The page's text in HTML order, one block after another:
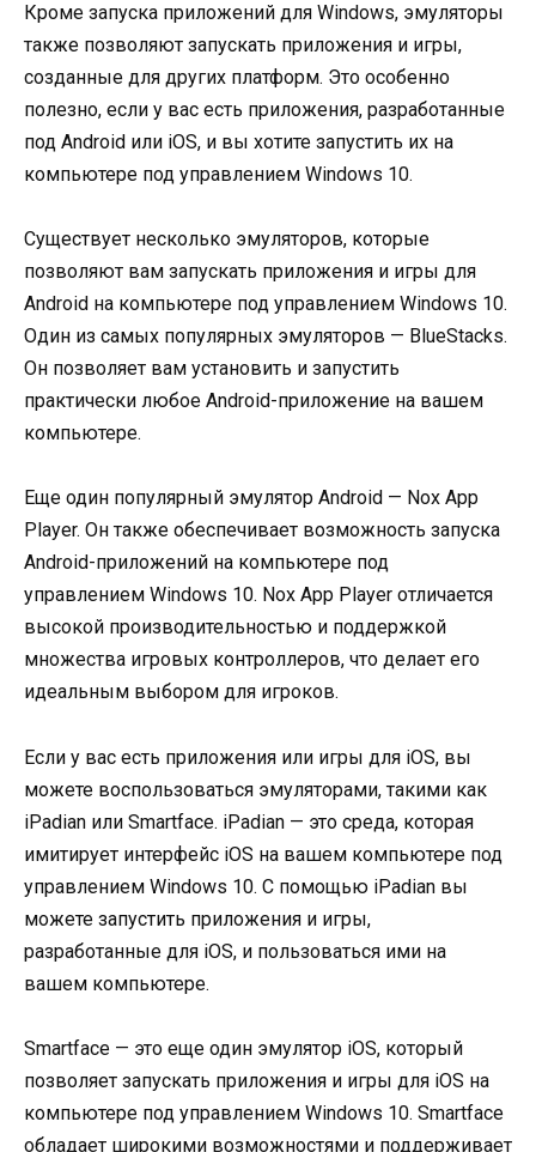
Кроме запуска приложений для Windows, эмуляторы
также позволяют запускать приложения и игры,
созданные для других платформ. Это особенно
полезно, если у вас есть приложения, разработанные
под Android или iOS, и вы хотите запустить их на
компьютере под управлением Windows 10.
Существует несколько эмуляторов, которые
позволяют вам запускать приложения и игры для
Android на компьютере под управлением Windows 10.
Один из самых популярных эмуляторов — BlueStacks.
Он позволяет вам установить и запустить
практически любое Android-приложение на вашем
компьютере.
Еще один популярный эмулятор Android — Nox App
Player. Он также обеспечивает возможность запуска
Android-приложений на компьютере под
управлением Windows 10. Nox App Player отличается
высокой производительностью и поддержкой
множества игровых контроллеров, что делает его
идеальным выбором для игроков.
Если у вас есть приложения или игры для iOS, вы
можете воспользоваться эмуляторами, такими как
iPadian или Smartface. iPadian — это среда, которая
имитирует интерфейс iOS на вашем компьютере под
управлением Windows 10. С помощью iPadian вы
можете запустить приложения и игры,
разработанные для iOS, и пользоваться ими на
вашем компьютере.
Smartface — это еще один эмулятор iOS, который
позволяет запускать приложения и игры для iOS на
компьютере под управлением Windows 10. Smartface
обладает широкими возможностями и поддерживает